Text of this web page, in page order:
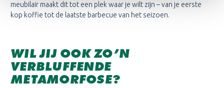
meubilair maakt dit tot een plek waar je wilt zijn – van je eerste
kop koffie tot de laatste barbecue van het seizoen.
WIL JIJ OOK ZO’N
VERBLUFFENDE
METAMORFOSE?